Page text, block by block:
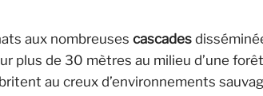
aux nombreuses cascades
plus de 30 mètres au milieu d’une
au creux d’environnements